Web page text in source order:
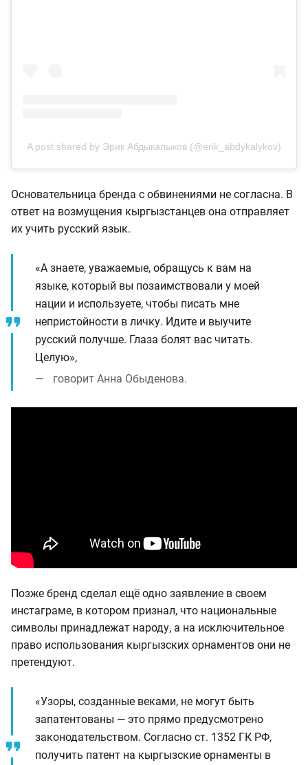
A post shared by Эрик Абдыкалыков (@erik_abdykalykov)
Основательница бренда с обвинениями не согласна. В
ответ на возмущения кыргызстанцев она отправляет
их учить русский язык.
«А знаете, уважаемые, обращусь к вам на
языке, который вы позаимствовали у моей
нации и используете, чтобы писать мне
непристойности в личку. Идите и выучите
русский получше. Глаза болят вас читать.
Целую»,
говорит Анна Обыденова.
Позже бренд сделал ещё одно заявление в своем
инстаграме, в котором признал, что национальные
символы принадлежат народу, а на исключительное
право использования кыргызских орнаментов они не
претендуют.
«Узоры, созданные веками, не могут быть
запатентованы — это прямо предусмотрено
законодательством. Согласно ст. 1352 ГК РФ,
получить патент на кыргызские орнаменты в